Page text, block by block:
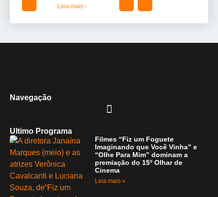
Leia mais »
Navegação
Ultimo Programa
Filmes “Fiz um Foguete
Imaginando que Você Vinha” e
“Olhe Para Mim” dominam a
premiação do 15º Olhar de
Cinema
Leia mais »